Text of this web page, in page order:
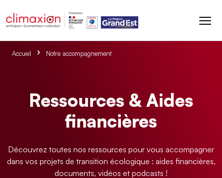
Accueil Notre accompagnement
Ressources & Aides
financières
Découvrez toutes nos ressources pour vous accompagner
dans vos projets de transition écologique : aides financières,
documents, vidéos et podcasts !